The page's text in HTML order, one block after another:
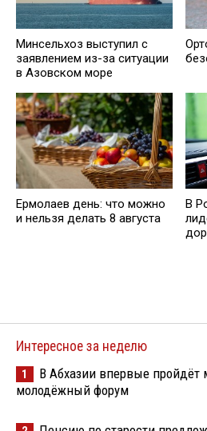
Минсельхоз выступил с
заявлением из-за ситуации
в Азовском море
Ермолаев день: что можно
и нельзя делать 8 августа
В
Интересное за неделю
1
В Абхазии впервые
молодёжный форум